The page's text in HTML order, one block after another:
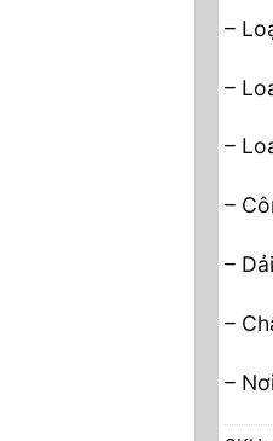
–
–
–
–
–
–
–